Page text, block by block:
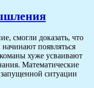
смогли доказать, что
появляться
хуже усваивают
Математические
ситуации